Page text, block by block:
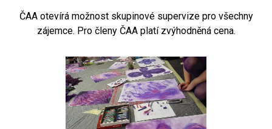
ČAA otevírá možnost skupinové supervize pro všechny
zájemce. Pro členy ČAA platí zvýhodněná cena.